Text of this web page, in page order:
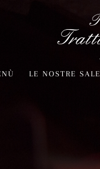
LE NOSTRE SALE